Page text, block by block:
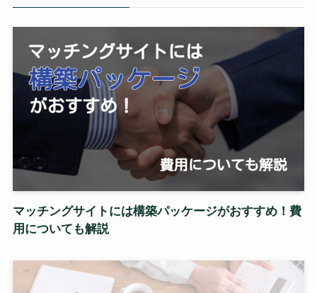
マッチングサイトには構築パッケージがおすすめ！費
用についても解説